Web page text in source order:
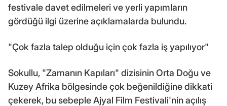
festivale davet edilmeleri ve yerli yapımların
gördüğü ilgi üzerine açıklamalarda bulundu.
"Çok fazla talep olduğu için çok fazla iş yapılıyor"
Sokullu, "Zamanın Kapıları" dizisinin Orta Doğu ve
Kuzey Afrika bölgesinde çok beğenildiğine dikkati
çekerek, bu sebeple Ajyal Film Festivali'nin açılış